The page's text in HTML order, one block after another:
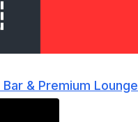
& Premium Lounge